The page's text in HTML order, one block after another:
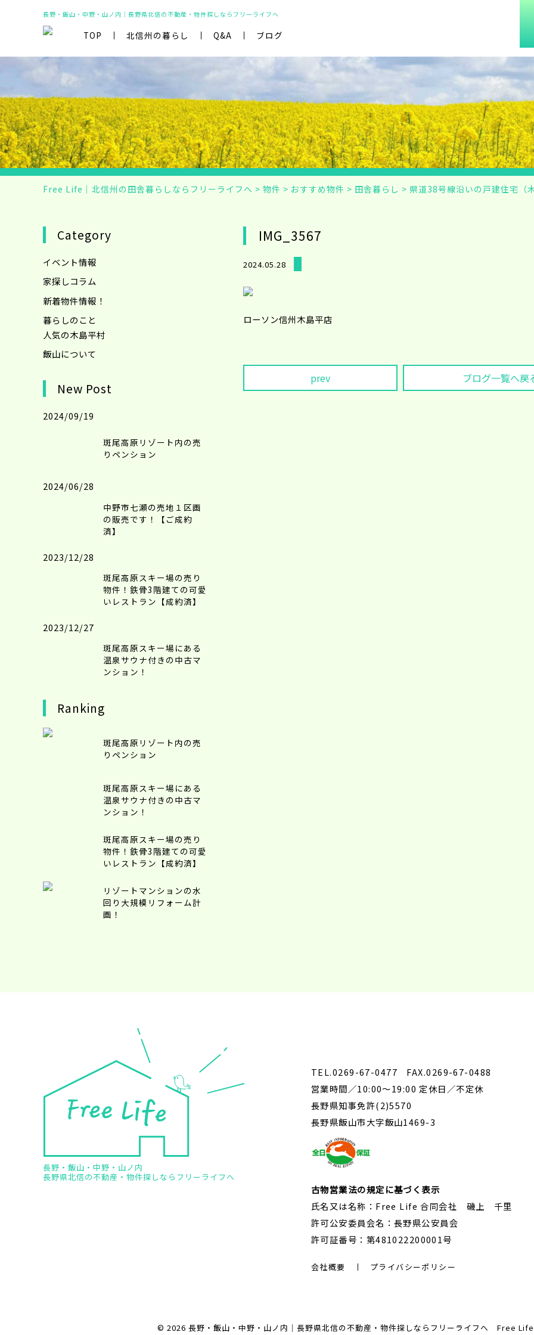
長野・飯山・中野・山ノ内｜長野県北信の不動産・物件探しならフリーライフへ
TOP 北信州の暮らし Q&A ブログ
Free Life｜北信州の田舎暮らしならフリーライフへ > 物件 > おすすめ物件 > 田舎暮らし > 県道38号線沿いの戸建住宅（
IMG_3567
2024.05.28
ローソン信州木島平店
prev ブログ一覧へ戻
Category
イベント情報
家探しコラム
新着物件情報！
暮らしのこと
人気の木島平村
飯山について
New Post
2024/09/19
斑尾高原リゾート内の売
りペンション
2024/06/28
中野市七瀬の売地１区画
の販売です！【ご成約
済】
2023/12/28
斑尾高原スキー場の売り
物件！鉄骨3階建ての可愛
いレストラン【成約済】
2023/12/27
斑尾高原スキー場にある
温泉サウナ付きの中古マ
ンション！
Ranking
斑尾高原リゾート内の売
りペンション
斑尾高原スキー場にある
温泉サウナ付きの中古マ
ンション！
斑尾高原スキー場の売り
物件！鉄骨3階建ての可愛
いレストラン【成約済】
リゾートマンションの水
回り大規模リフォーム計
画！
長野・飯山・中野・山ノ内
長野県北信の不動産・物件探しならフリーライフへ
TEL.0269-67-0477 FAX.0269-67-0488
営業時間／10:00～19:00 定休日／不定休
長野県知事免許(2)5570
長野県飯山市大字飯山1469-3
古物営業法の規定に基づく表示
氏名又は名称：Free Life 合同会社 磯上 千里
許可公安委員会名：長野県公安員会
許可証番号：第481022200001号
会社概要 プライバシーポリシー
© 2026 長野・飯山・中野・山ノ内｜長野県北信の不動産・物件探しならフリーライフへ Free